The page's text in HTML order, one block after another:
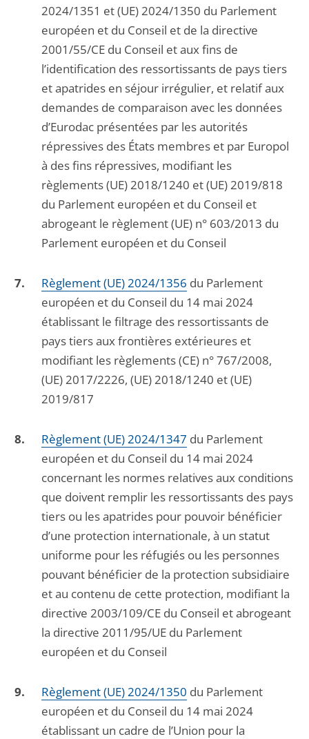
2024/1351 et (UE) 2024/1350 du Parlement
européen et du Conseil et de la directive
2001/55/CE du Conseil et aux fins de
l’identification des ressortissants de pays tiers
et apatrides en séjour irrégulier, et relatif aux
demandes de comparaison avec les données
d’Eurodac présentées par les autorités
répressives des États membres et par Europol
à des fins répressives, modifiant les
règlements (UE) 2018/1240 et (UE) 2019/818
du Parlement européen et du Conseil et
abrogeant le règlement (UE) n° 603/2013 du
Parlement européen et du Conseil
Règlement (UE) 2024/1356 du Parlement
européen et du Conseil du 14 mai 2024
établissant le filtrage des ressortissants de
pays tiers aux frontières extérieures et
modifiant les règlements (CE) n° 767/2008,
(UE) 2017/2226, (UE) 2018/1240 et (UE)
2019/817
Règlement (UE) 2024/1347 du Parlement
européen et du Conseil du 14 mai 2024
concernant les normes relatives aux conditions
que doivent remplir les ressortissants des pays
tiers ou les apatrides pour pouvoir bénéficier
d’une protection internationale, à un statut
uniforme pour les réfugiés ou les personnes
pouvant bénéficier de la protection subsidiaire
et au contenu de cette protection, modifiant la
directive 2003/109/CE du Conseil et abrogeant
la directive 2011/95/UE du Parlement
européen et du Conseil
Règlement (UE) 2024/1350 du Parlement
européen et du Conseil du 14 mai 2024
établissant un cadre de l’Union pour la